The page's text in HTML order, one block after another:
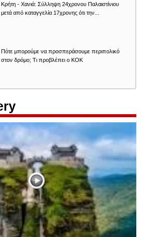
Κρήτη - Χανιά: Σύλληψη 24χρονου Παλαιστίνιου
μετά από καταγγελία 17χρονης ότι την...
Πότε μπορούμε να προσπεράσουμε περιπολικό
στον δρόμο; Τι προβλέπει ο ΚΟΚ